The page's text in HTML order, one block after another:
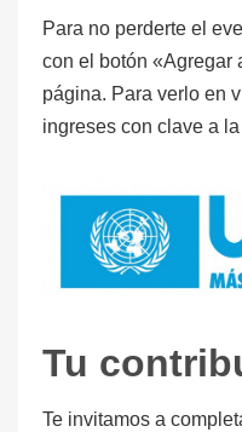
Para no perderte el
con el botón «Agregar
página. Para verlo en
ingreses con clave a
Tu
Te invitamos a